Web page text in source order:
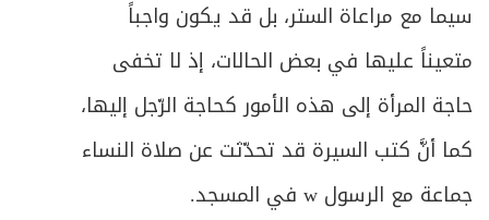
سيما مع مراعاة الستر، بل قد يكون واجباً
متعيناً عليها في بعض الحالات، إذ لا تخفى
حاجة المرأة إلى هذه الأمور كحاجة الرّجل إليها،
كما أنَّ كتب السيرة قد تحدّثت عن صلاة النساء
جماعة مع الرسول w في المسجد.